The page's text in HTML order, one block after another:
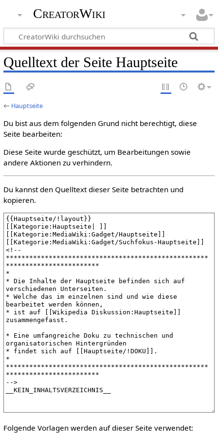
CreatorWiki
Quelltext der Seite Hauptseite
← Hauptseite
Du bist aus dem folgenden Grund nicht berechtigt, diese
Seite bearbeiten:
Diese Seite wurde geschützt, um Bearbeitungen sowie
andere Aktionen zu verhindern.
Du kannst den Quelltext dieser Seite betrachten und
kopieren.
Folgende Vorlagen werden auf dieser Seite verwendet: